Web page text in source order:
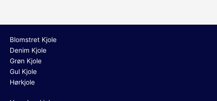
Blomstret Kjole
Denim Kjole
Grøn Kjole
Gul Kjole
Hørkjole